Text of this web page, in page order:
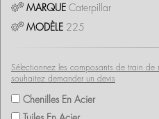
MARQUE Caterpillar
MODÈLE 225
Sélectionnez les composants de train de
souhaitez demander un devis
Chenilles En Acier